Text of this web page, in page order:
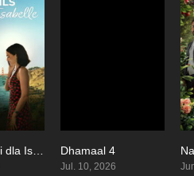
7.5
Wiadomości dla Isabelle Dhamaal 4
Jul. 10, 2026